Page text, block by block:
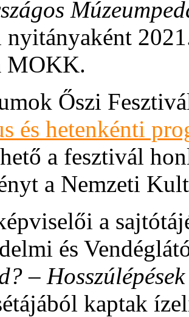
nyitányaként
MOKK.
Őszi
és hetenkénti
a fesztivál
a Nemzeti
a
és
–
kaptak